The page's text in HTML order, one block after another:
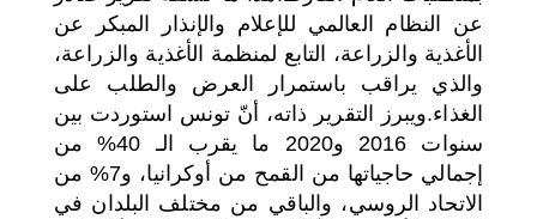
عن النظام العالمي للإعلام والإنذار المبكر عن
الأغذية والزراعة، التابع لمنظمة الأغذية والزراعة،
والذي يراقب باستمرار العرض والطلب على
الغذاء.ويبرز التقرير ذاته، أنّ تونس استوردت بين
سنوات 2016 و2020 ما يقرب الـ 40% من
إجمالي حاجياتها من القمح من أوكرانيا، و7% من
الاتحاد الروسي، والباقي من مختلف البلدان في